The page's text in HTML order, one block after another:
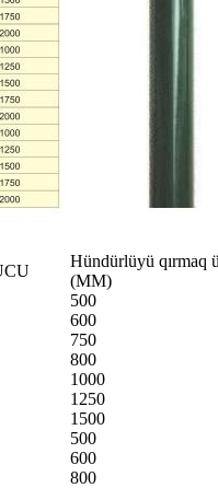
Hündürlüyü qırmaq
(MM)
500
600
750
800
1000
1250
1500
500
600
800